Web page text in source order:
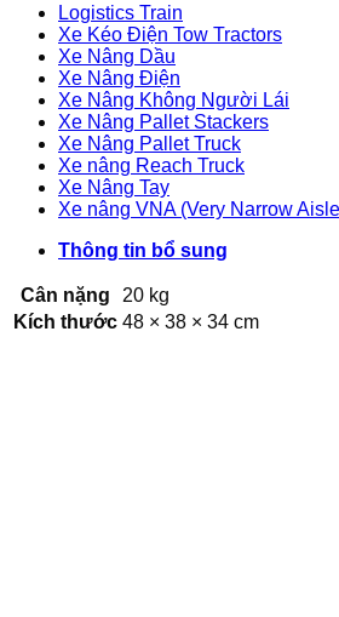
Logistics Train
Xe Kéo Điện Tow Tractors
Xe Nâng Dầu
Xe Nâng Điện
Xe Nâng Không Người Lái
Xe Nâng Pallet Stackers
Xe Nâng Pallet Truck
Xe nâng Reach Truck
Xe Nâng Tay
Xe nâng VNA (Very Narrow
Thông tin bổ sung
Cân nặng
20 kg
Kích thước 48 × 38 × 34 cm